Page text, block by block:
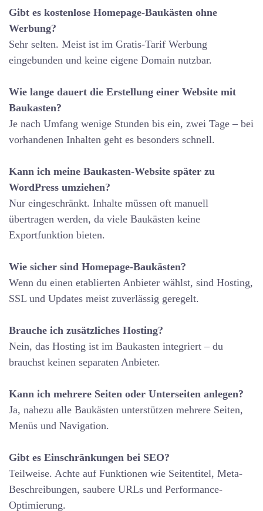
Gibt es kostenlose Homepage-Baukästen ohne
Werbung?
Sehr selten. Meist ist im Gratis-Tarif Werbung
eingebunden und keine eigene Domain nutzbar.
Wie lange dauert die Erstellung einer Website mit
Baukasten?
Je nach Umfang wenige Stunden bis ein, zwei Tage – bei
vorhandenen Inhalten geht es besonders schnell.
Kann ich meine Baukasten-Website später zu
WordPress umziehen?
Nur eingeschränkt. Inhalte müssen oft manuell
übertragen werden, da viele Baukästen keine
Exportfunktion bieten.
Wie sicher sind Homepage-Baukästen?
Wenn du einen etablierten Anbieter wählst, sind Hosting,
SSL und Updates meist zuverlässig geregelt.
Brauche ich zusätzliches Hosting?
Nein, das Hosting ist im Baukasten integriert – du
brauchst keinen separaten Anbieter.
Kann ich mehrere Seiten oder Unterseiten anlegen?
Ja, nahezu alle Baukästen unterstützen mehrere Seiten,
Menüs und Navigation.
Gibt es Einschränkungen bei SEO?
Teilweise. Achte auf Funktionen wie Seitentitel, Meta-
Beschreibungen, saubere URLs und Performance-
Optimierung.